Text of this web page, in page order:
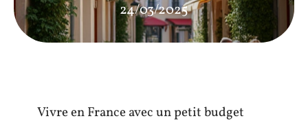
24/03/2025
Vivre en France avec un petit budget